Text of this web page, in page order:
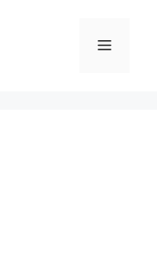
Меню